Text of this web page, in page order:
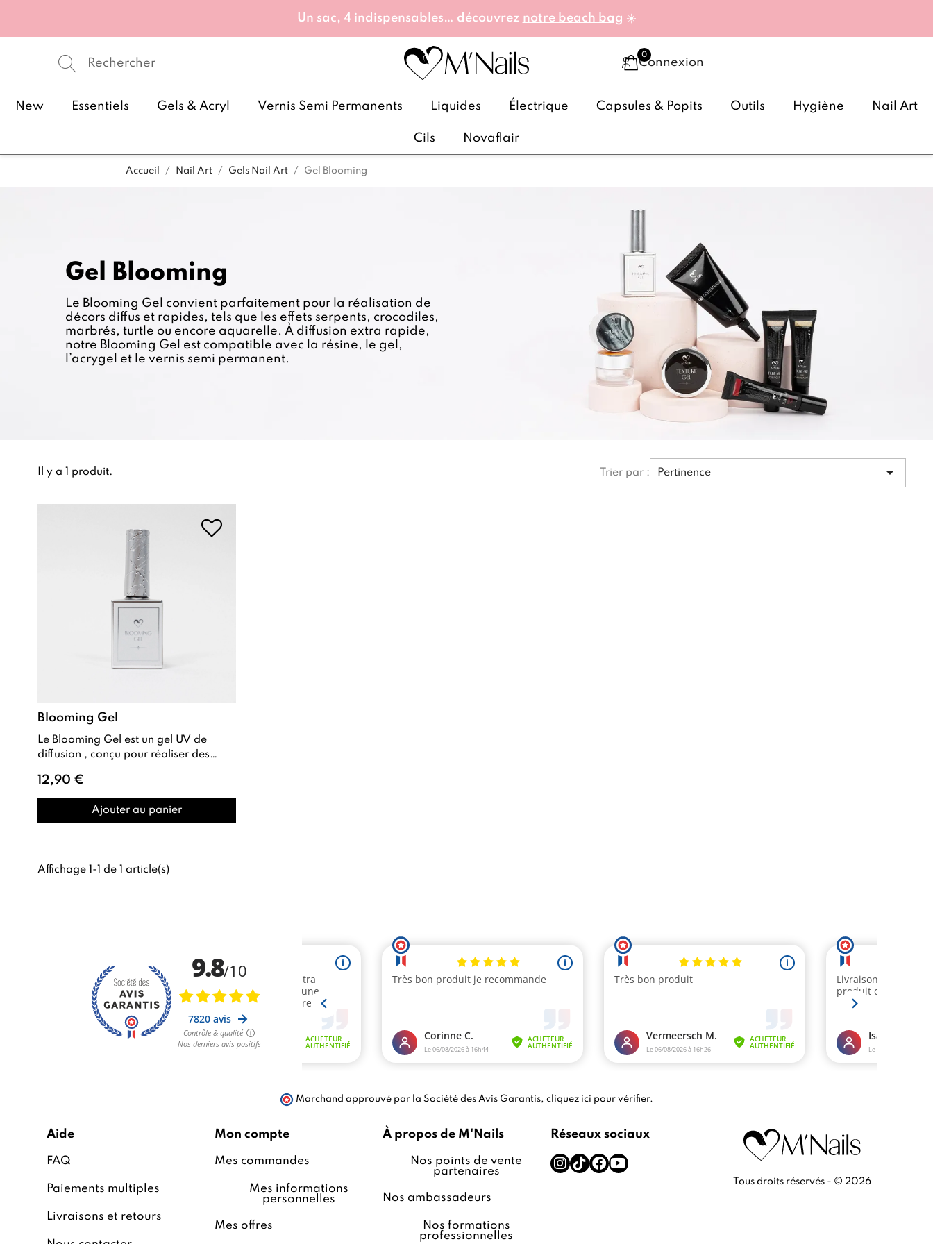
Un sac, 4 indispensables… découvrez notre beach bag ☀️
Connexion
New Essentiels Gels & Acryl Vernis Semi Permanents Liquides Électrique Capsules & Popits Outils Hygiène Nail Art
Cils Novaflair
Accueil Nail Art Gels Nail Art Gel Blooming
Gel Blooming
Le Blooming Gel convient parfaitement pour la réalisation de
décors diffus et rapides, tels que les effets serpents, crocodiles,
marbrés, turtle ou encore aquarelle. À diffusion extra rapide,
notre Blooming Gel est compatible avec la résine, le gel,
l’acrygel et le vernis semi permanent.
Il y a 1 produit. Trier par : Pertinence 
Blooming Gel
Le Blooming Gel est un gel UV de
diffusion , conçu pour réaliser des
na...
12,90 €
Ajouter au panier
Affichage 1-1 de 1 article(s)
Marchand approuvé par la Société des Avis Garantis, cliquez ici pour vérifier.
Aide
FAQ
Paiements multiples
Livraisons et retours
Mon compte
Mes commandes
Mes informations
personnelles
Mes offres
À propos de M'Nails
Nos points de vente
partenaires
Nos ambassadeurs
Nos formations
professionnelles
Réseaux sociaux
Tous droits réservés - © 2026